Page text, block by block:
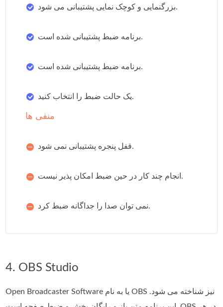
بزرگنمایی و کوچک نمایی پشتیبانی می شود.
برنامه ضبط پشتیبانی شده است.
برنامه ضبط پشتیبانی شده است.
یک حالت ضبط را انتخاب کنید.
منفی ها
قفل پنجره پشتیبانی نمی شود.
انجام چند کار در حین ضبط امکان پذیر نیست.
نمی توان صدا را جداگانه ضبط کرد.
4. OBS Studio
Open Broadcaster Software یا به نام OBS نیز شناخته می شود.